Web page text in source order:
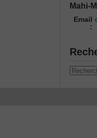
Mahi-
Email
: